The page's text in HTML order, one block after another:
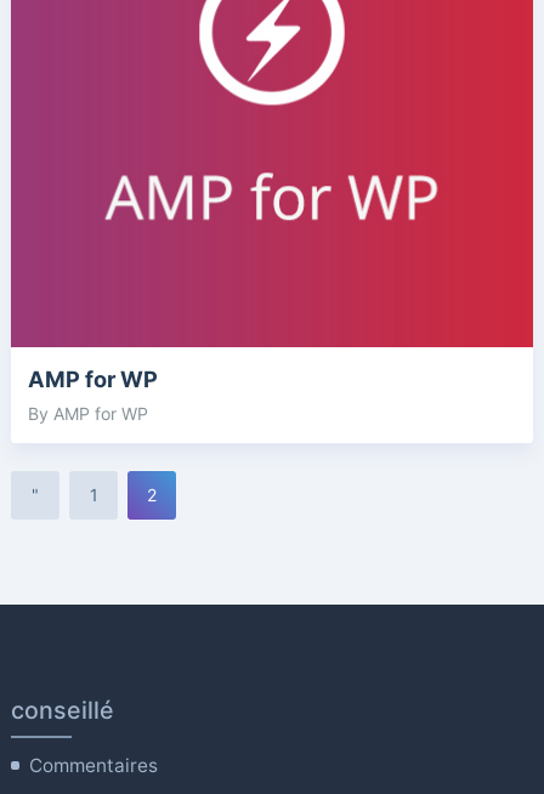
AMP for WP
By AMP for WP
" 1 2
conseillé
Commentaires